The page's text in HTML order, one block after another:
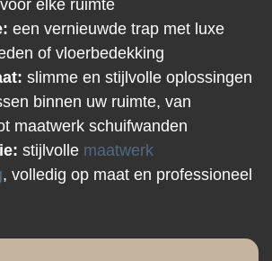
elke ruimte
een vernieuwde trap met luxe
of vloerbedekking
slimme en stijlvolle oplossingen
binnen uw ruimte, van
maatwerk schuifwanden
stijlvolle maatwerk
, volledig op maat en professioneel